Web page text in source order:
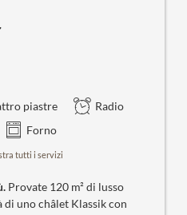
piastre
Radio
Forno
tutti i servizi
Provate 120 m² di lusso
uno châlet Klassik con